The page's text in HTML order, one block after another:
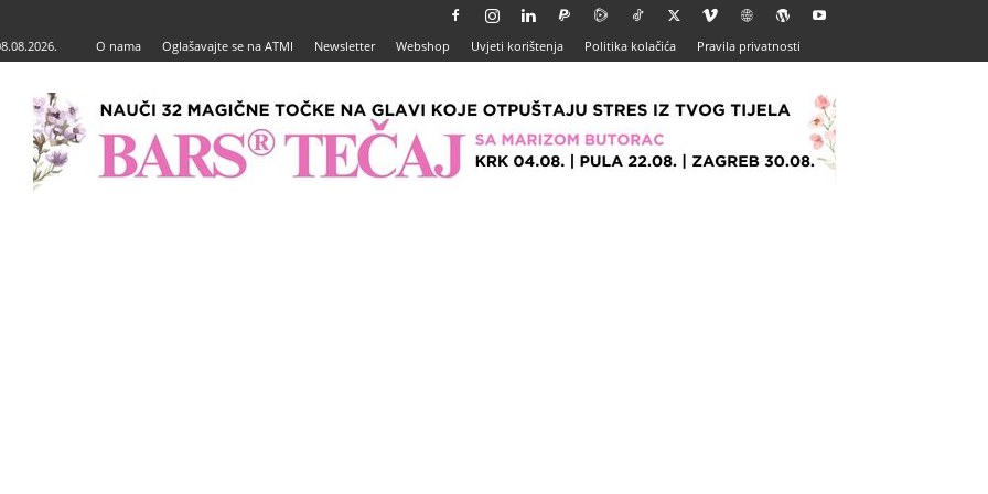
O nama Oglašavajte se na ATMI Newsletter Webshop Uvjeti korištenja Politika kolačića Pravila privatnosti